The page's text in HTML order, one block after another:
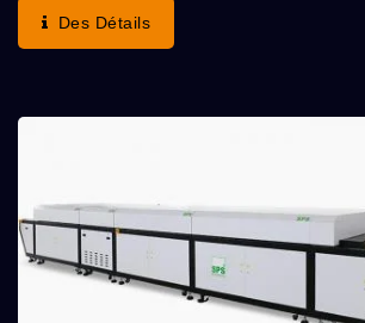
Original » (avantages : Vitesse De
Des Détails